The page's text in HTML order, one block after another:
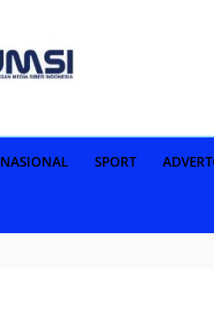
NASIONAL SPORT